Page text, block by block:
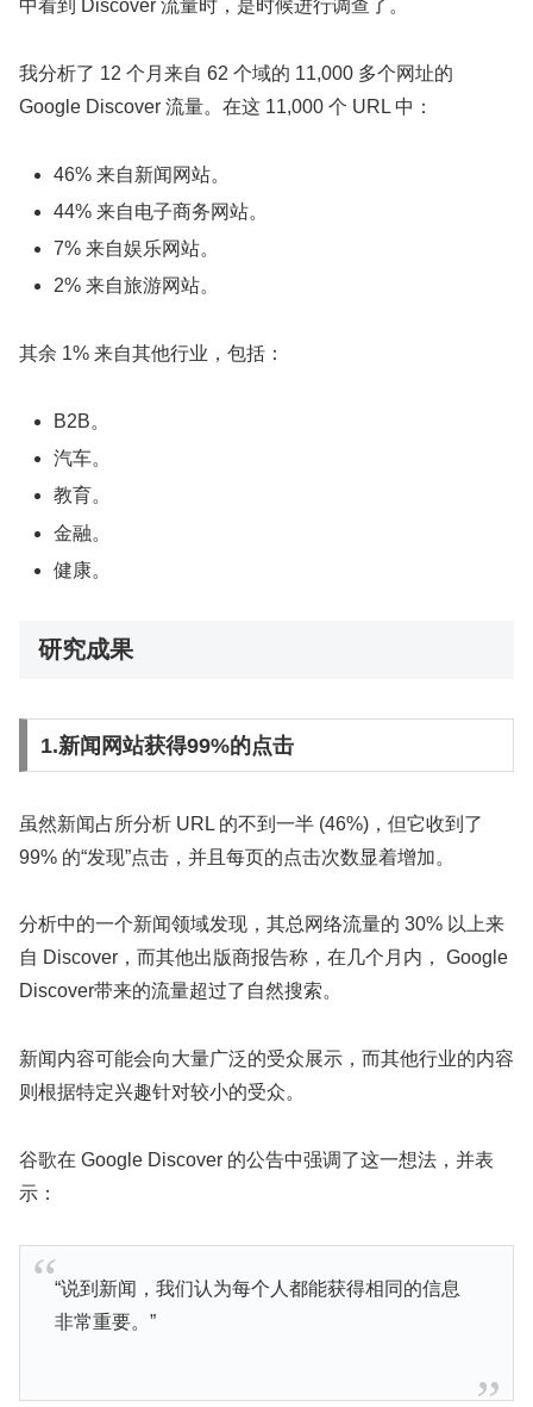
中看到 Discover 流量时，是时候进行调查了。
我分析了 12 个月来自 62 个域的 11,000 多个网址的
Google Discover 流量。在这 11,000 个 URL 中：
46% 来自新闻网站。
44% 来自电子商务网站。
7% 来自娱乐网站。
2% 来自旅游网站。
其余 1% 来自其他行业，包括：
B2B。
汽车。
教育。
金融。
健康。
研究成果
1.新闻网站获得99%的点击
虽然新闻占所分析 URL 的不到一半 (46%)，但它收到了
99% 的“发现”点击，并且每页的点击次数显着增加。
分析中的一个新闻领域发现，其总网络流量的 30% 以上来
自 Discover，而其他出版商报告称，在几个月内， Google
Discover带来的流量超过了自然搜索。
新闻内容可能会向大量广泛的受众展示，而其他行业的内容
则根据特定兴趣针对较小的受众。
谷歌在 Google Discover 的公告中强调了这一想法，并表
示：
“说到新闻，我们认为每个人都能获得相同的信息
非常重要。”